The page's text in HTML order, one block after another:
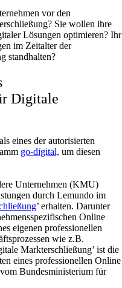
vor den
Sie wollen ihre
Lösungen optimieren? Ihr
im Zeitalter der
standhalten?
Digitale
eines der autorisierten
go-digital, um diesen
Unternehmen (KMU)
durch Lemundo im
’ erhalten. Darunter
Online
eigenen professionellen
wie z.B.
Markterschließung’ ist die
eines professionellen Online
Bundesministerium für